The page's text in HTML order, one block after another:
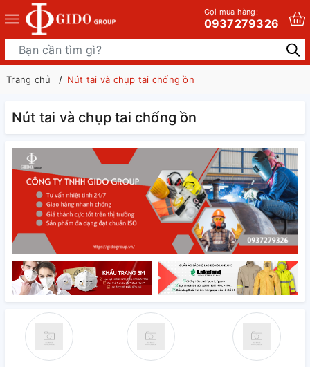
Gọi mua hàng:
0937279326
Trang chủ Nút tai và chụp tai chống ồn
Nút tai và chụp tai chống ồn